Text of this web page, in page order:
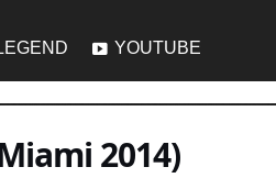
YOUTUBE
2014)